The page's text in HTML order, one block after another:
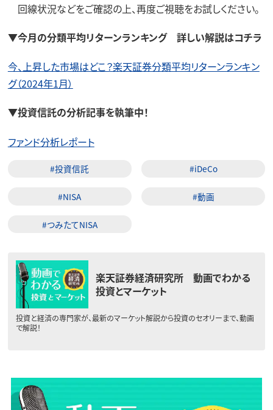
回線状況などをご確認の上、再度ご視聴をお試しください。
▼今月の分類平均リターンランキング 詳しい解説はコチラ
今、上昇した市場はどこ？楽天証券分類平均リターンランキン
グ（2024年1月）
▼投資信託の分析記事を執筆中！
ファンド分析レポート
#投資信託 #iDeCo
#NISA #動画
#つみたてNISA
楽天証券経済研究所 動画でわかる
投資とマーケット
投資と経済の専門家が、最新のマーケット解説から投資のセオリーまで、動画
で解説！